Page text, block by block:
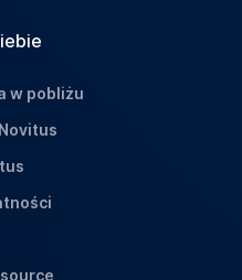
w pobliżu